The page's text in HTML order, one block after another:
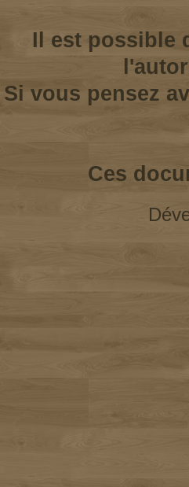
Il est possible
Si vous pensez
Ces